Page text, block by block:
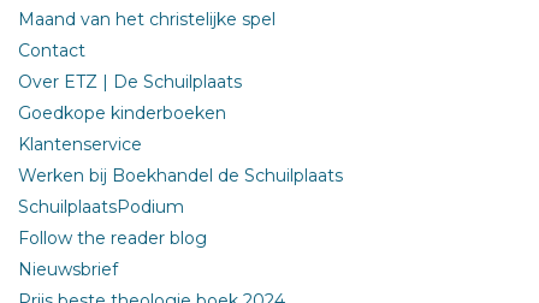
Maand van het christelijke spel
Contact
Over ETZ | De Schuilplaats
Goedkope kinderboeken
Klantenservice
Werken bij Boekhandel de Schuilplaats
SchuilplaatsPodium
Follow the reader blog
Nieuwsbrief